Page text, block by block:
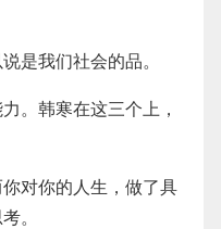
是我们社会的品。
。韩寒在这三个上，
对你的人生，做了具
。